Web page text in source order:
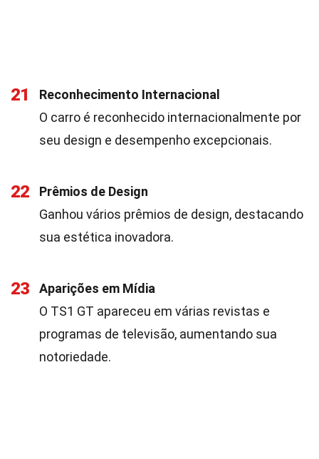
21
Reconhecimento Internacional
O carro é reconhecido internacionalmente por
seu design e desempenho excepcionais.
22
Prêmios de Design
Ganhou vários prêmios de design, destacando
sua estética inovadora.
23
Aparições em Mídia
O TS1 GT apareceu em várias revistas e
programas de televisão, aumentando sua
notoriedade.